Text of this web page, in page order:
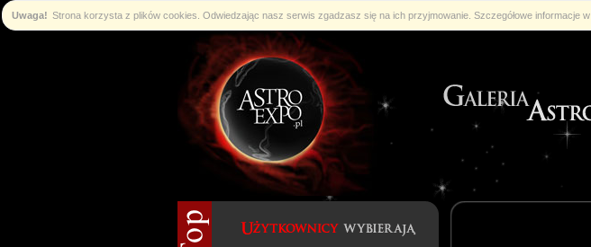
Uwaga! Strona korzysta z plików cookies. Odwiedzając nasz serwis zgadzasz się na ich przyjmowanie. Szczegółowe informacje w